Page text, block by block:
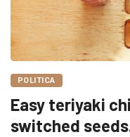
POLITICA
Easy teriyaki
switched